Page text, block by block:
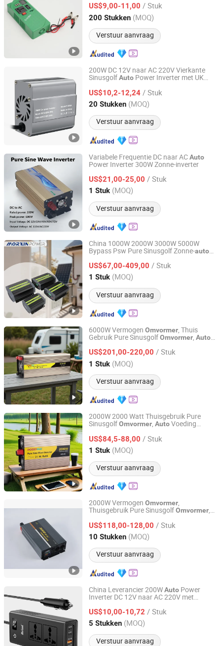
US$9,00-11,00 / Stuk
200 Stukken (MOQ)
Verstuur aanvraag
Guangdong, China Sinds 2025
200W DC 12V naar AC 220V Vierkante
SinusgolfAuto Power Inverter met UK
US$10,2-12,24 / Stuk
20 Stukken (MOQ)
Verstuur aanvraag
Shanghai Evergrn Technology Group Co., Ltd.
Shanghai, China Sinds 2024
Variabele Frequentie DC naar ACAuto
Power Inverter 300W Zonne-inverter
US$21,00-25,00 / Stuk
1 Stuk (MOQ)
Verstuur aanvraag
Zhejiang Juxing New Energy Co., Ltd.
Zhejiang, China Sinds 2025
China 1000W 2000W 3000W 5000W
Bypass Psw Pure Sinusgolf Zonne-auto
Energie Pure SinusgolfOmvormer
US$67,00-409,00 / Stuk
1 Stuk (MOQ)
Verstuur aanvraag
Changzhou Maoxin New Energy Co., Ltd.
Jiangsu, China Sinds 2025
6000W Vermogen Omvormer, Thuis
Gebruik Pure SinusgolfOmvormer, Auto
US$201,00-220,00 / Stuk
1 Stuk (MOQ)
Verstuur aanvraag
Wenzhou Rogerele Electronic Technology Co., Ltd.
Zhejiang, China Sinds 2020
2000W 2000 Watt Thuisgebruik Pure
SinusgolfOmvormer, AutoVoeding
US$84,5-88,00 / Stuk
1 Stuk (MOQ)
Verstuur aanvraag
Wenzhou Rogerele Electronic Technology Co., Ltd.
Zhejiang, China Sinds 2020
2000W Vermogen Omvormer,
Thuisgebruik Pure SinusgolfOmvormer,
US$118,00-128,00 / Stuk
10 Stukken (MOQ)
Verstuur aanvraag
Ningbo Yaxiang Electronic Technology Co., Ltd.
Zhejiang, China Sinds 2014
China Leverancier 200WAuto Power
Inverter DC 12V naar AC 220V met
US$10,00-10,72 / Stuk
5 Stukken (MOQ)
Verstuur aanvraag
Shenzhen Meind Technology Co., Ltd.
Guangdong, China Sinds 2025